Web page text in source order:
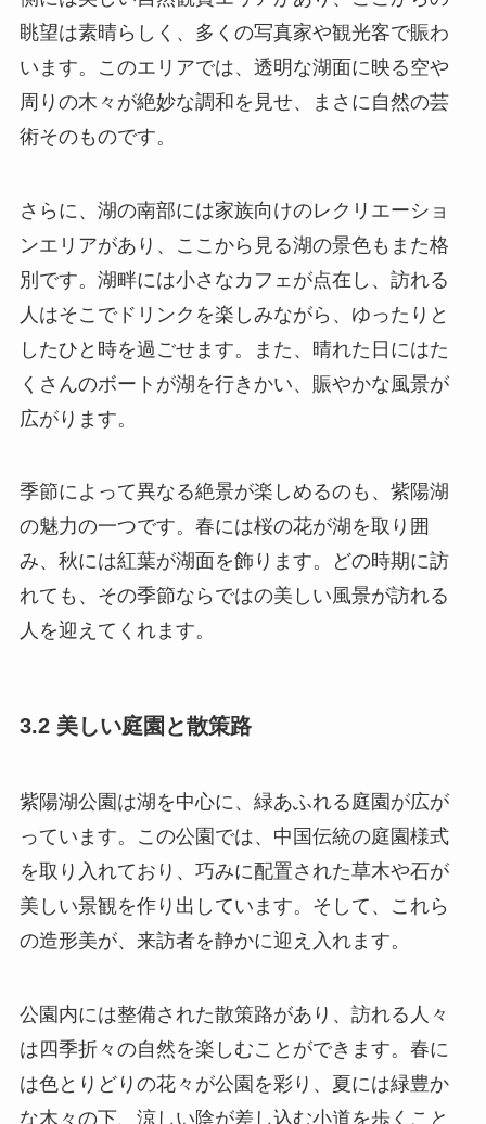
眺望は素晴らしく、多くの写真家や観光客で賑わ
います。このエリアでは、透明な湖面に映る空や
周りの木々が絶妙な調和を見せ、まさに自然の芸
術そのものです。
さらに、湖の南部には家族向けのレクリエーショ
ンエリアがあり、ここから見る湖の景色もまた格
別です。湖畔には小さなカフェが点在し、訪れる
人はそこでドリンクを楽しみながら、ゆったりと
したひと時を過ごせます。また、晴れた日にはた
くさんのボートが湖を行きかい、賑やかな風景が
広がります。
季節によって異なる絶景が楽しめるのも、紫陽湖
の魅力の一つです。春には桜の花が湖を取り囲
み、秋には紅葉が湖面を飾ります。どの時期に訪
れても、その季節ならではの美しい風景が訪れる
人を迎えてくれます。
3.2 美しい庭園と散策路
紫陽湖公園は湖を中心に、緑あふれる庭園が広が
っています。この公園では、中国伝統の庭園様式
を取り入れており、巧みに配置された草木や石が
美しい景観を作り出しています。そして、これら
の造形美が、来訪者を静かに迎え入れます。
公園内には整備された散策路があり、訪れる人々
は四季折々の自然を楽しむことができます。春に
は色とりどりの花々が公園を彩り、夏には緑豊か
な木々の下、涼しい陰が差し込む小道を歩くこと